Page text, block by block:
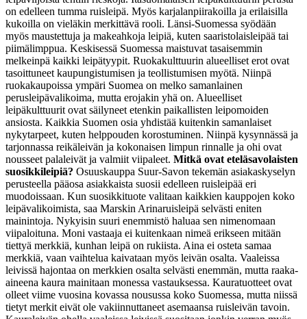
on edelleen tumma ruisleipä. Myös karjalanpiirakoilla ja erilaisilla
kukoilla on vieläkin merkittävä rooli. Länsi-Suomessa syödään
myös maustettuja ja makeahkoja leipiä, kuten saaristolaisleipää tai
piimälimppua. Keskisessä Suomessa maistuvat tasaisemmin
melkeinpä kaikki leipätyypit. Ruokakulttuurin alueelliset erot ovat
tasoittuneet kaupungistumisen ja teollistumisen myötä. Niinpä
ruokakaupoissa ympäri Suomea on melko samanlainen
perusleipävalikoima, mutta erojakin yhä on. Alueelliset
leipäkulttuurit ovat säilyneet etenkin paikallisten leipomoiden
ansiosta. Kaikkia Suomen osia yhdistää kuitenkin samanlaiset
nykytarpeet, kuten helppouden korostuminen. Niinpä kysynnässä ja
tarjonnassa reikäleivän ja kokonaisen limpun rinnalle ja ohi ovat
nousseet palaleivät ja valmiit viipaleet. Mitkä ovat eteläsavolaisten
suosikkileipiä? Osuuskauppa Suur-Savon tekemän asiakaskyselyn
perusteella pääosa asiakkaista suosii edelleen ruisleipää eri
muodoissaan. Kun suosikkituote valitaan kaikkien kauppojen koko
leipävalikoimista, saa Marskin Arinaruisleipä selvästi eniten
mainintoja. Nykyisin suuri enemmistö haluaa sen nimenomaan
viipaloituna. Moni vastaaja ei kuitenkaan nimeä erikseen mitään
tiettyä merkkiä, kunhan leipä on rukiista. Aina ei osteta samaa
merkkiä, vaan vaihtelua kaivataan myös leivän osalta. Vaaleissa
leivissä hajontaa on merkkien osalta selvästi enemmän, mutta raaka-
aineena kaura mainitaan monessa vastauksessa. Kauratuotteet ovat
olleet viime vuosina kovassa nousussa koko Suomessa, mutta niissä
tietyt merkit eivät ole vakiinnuttaneet asemaansa ruisleivän tavoin.